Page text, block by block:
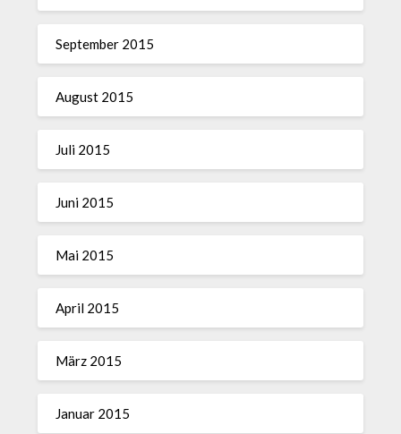
September 2015
August 2015
Juli 2015
Juni 2015
Mai 2015
April 2015
März 2015
Januar 2015